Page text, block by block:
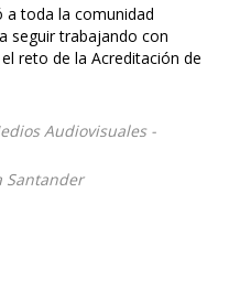
a toda la comunidad
seguir trabajando con
reto de la Acreditación de
Audiovisuales -
Santander